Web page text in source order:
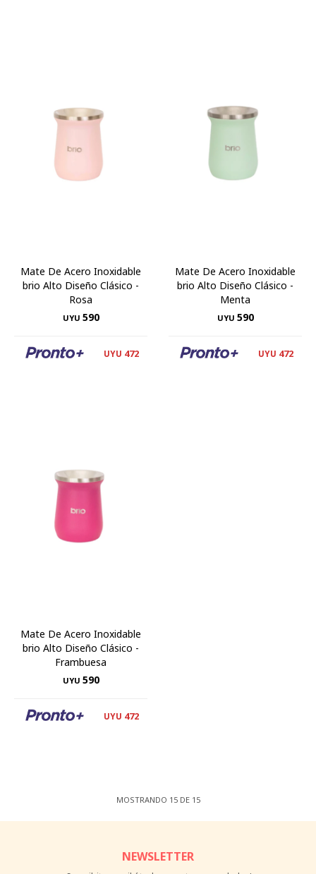
Mate De Acero Inoxidable
brio Alto Diseño Clásico -
Rosa
UYU 590
UYU 472
Mate De Acero Inoxidable
brio Alto Diseño Clásico -
Menta
UYU 590
UYU 472
Mate De Acero Inoxidable
brio Alto Diseño Clásico -
Frambuesa
UYU 590
UYU 472
MOSTRANDO 15DE 15
NEWSLETTER